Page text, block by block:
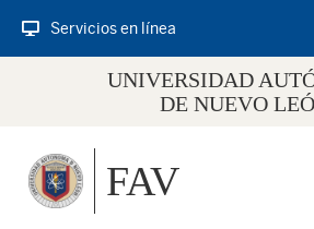
Servicios en línea
UNIVERSIDAD
DE NUEVO
FAV